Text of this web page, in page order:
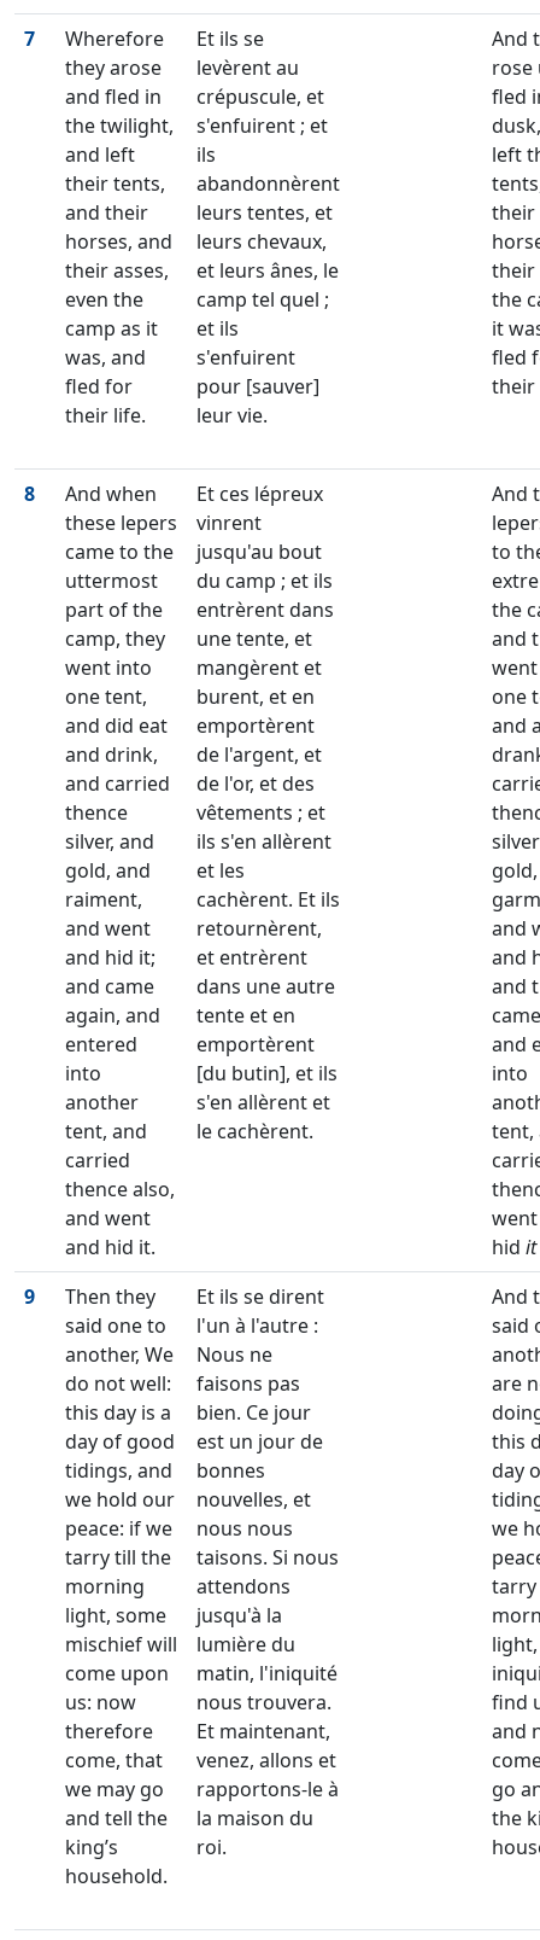
7
Wherefore
they arose
and fled in
the twilight,
and left
their tents,
and their
horses, and
their asses,
even the
camp as it
was, and
fled for
their life.
Et ils se
levèrent au
crépuscule, et
s'enfuirent ; et
ils
abandonnèrent
leurs tentes, et
leurs chevaux,
et leurs ânes, le
camp tel quel ;
et ils
s'enfuirent
pour [sauver]
leur vie.
And
rose
fled
left
their
their
the
it
fled
their
8
And when
these lepers
came to the
uttermost
part of the
camp, they
went into
one tent,
and did eat
and drink,
and carried
thence
silver, and
gold, and
raiment,
and went
and hid it;
and came
again, and
entered
into
another
tent, and
carried
thence also,
and went
and hid it.
Et ces lépreux
vinrent
jusqu'au bout
du camp ; et ils
entrèrent dans
une tente, et
mangèrent et
burent, et en
emportèrent
de l'argent, et
de l'or, et des
vêtements ; et
ils s'en allèrent
et les
cachèrent. Et ils
retournèrent,
et entrèrent
dans une autre
tente et en
emportèrent
[du butin], et ils
s'en allèrent et
le cachèrent.
And
to
the
and
one
and
and
and
and
and
into
tent,
hid it
9
Then they
said one to
another, We
do not well:
this day is a
day of good
tidings, and
we hold our
peace: if we
tarry till the
morning
light, some
mischief will
come upon
us: now
therefore
come, that
we may go
and tell the
king’s
household.
Et ils se dirent
l'un à l'autre :
Nous ne
faisons pas
bien. Ce jour
est un jour de
bonnes
nouvelles, et
nous nous
taisons. Si nous
attendons
jusqu'à la
lumière du
matin, l'iniquité
nous trouvera.
Et maintenant,
venez, allons et
rapportons-le à
la maison du
roi.
And
said
are
this
day
we
find
and
go
the